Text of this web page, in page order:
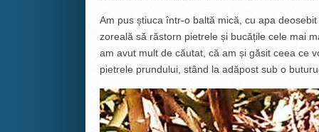
Am pus știuca într-o baltă mică, cu apa
zoreală să răstorn pietrele și bucățile cele mai
am avut mult de căutat, că am și găsit ceea ce
pietrele prundului, stând la adăpost sub o